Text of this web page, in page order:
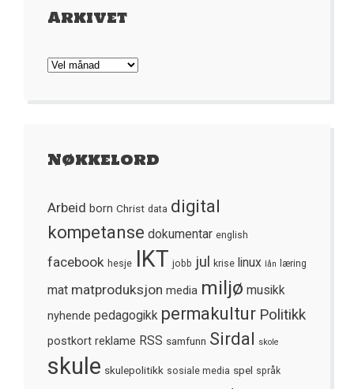
Arkivet
Arkivet
Nøkkelord
Arbeid born Christ data digital
kompetanse dokumentar english
facebook hesje IKT jobb jul krise linux lån læring
mat matproduksjon media miljø musikk
nyhende pedagogikk permakultur Politikk
postkort reklame RSS samfunn Sirdal skole
skule skulepolitikk sosiale media spel språk